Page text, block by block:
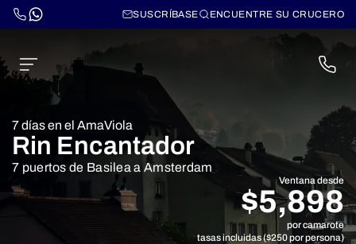
SUSCRÍBASE ENCUENTRE SU CRUCERO
7 días en el AmaViola
Rin Encantador
7 puertos de Basilea a Amsterdam
Ventana desde
$5,898
por camarote
tasas incluidas ($250 por persona)